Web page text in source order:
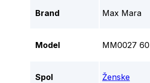
Brand Max Mara
Model MM0027
Spol Ženske